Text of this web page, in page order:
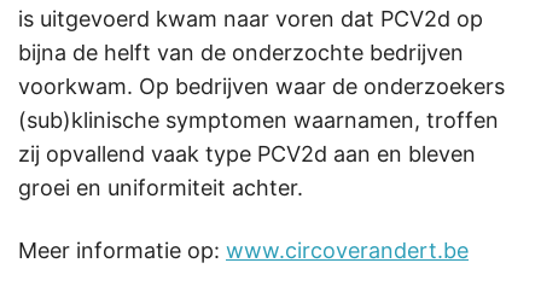
is uitgevoerd kwam naar voren dat PCV2d op
bijna de helft van de onderzochte bedrijven
voorkwam. Op bedrijven waar de onderzoekers
(sub)klinische symptomen waarnamen, troffen
zij opvallend vaak type PCV2d aan en bleven
groei en uniformiteit achter.
Meer informatie op: www.circoverandert.be